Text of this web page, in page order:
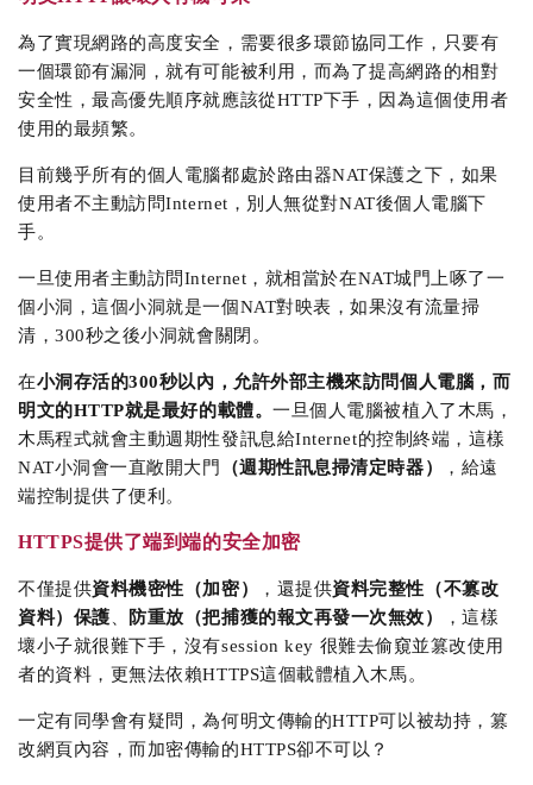
為了實現網路的高度安全，需要很多環節協同工作，只要有
一個環節有漏洞，就有可能被利用，而為了提高網路的相對
安全性，最高優先順序就應該從HTTP下手，因為這個使用者
使用的最頻繁。
目前幾乎所有的個人電腦都處於路由器NAT保護之下，如果
使用者不主動訪問Internet，別人無從對NAT後個人電腦下
手。
一旦使用者主動訪問Internet，就相當於在NAT城門上啄了一
個小洞，這個小洞就是一個NAT對映表，如果沒有流量掃
清，300秒之後小洞就會關閉。
在小洞存活的300秒以內，允許外部主機來訪問個人電腦，而
明文的HTTP就是最好的載體。一旦個人電腦被植入了木馬，
木馬程式就會主動週期性發訊息給Internet的控制終端，這樣
NAT小洞會一直敞開大門
（週期性訊息掃清定時器）
，給遠
端控制提供了便利。
HTTPS提供了端到端的安全加密
不僅提供資料機密性（加密） ，還提供資料完整性（不篡改
資料）保護
防重放（把捕獲的報文再發一次無效）
，這樣
壞小子就很難下手，沒有session key 很難去偷窺並篡改使用
者的資料，更無法依賴HTTPS這個載體植入木馬。
一定有同學會有疑問，為何明文傳輸的HTTP可以被劫持，篡
改網頁內容，而加密傳輸的HTTPS卻不可以？